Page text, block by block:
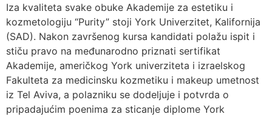
Iza kvaliteta svake obuke Akademije za estetiku i
kozmetologiju “Purity” stoji York Univerzitet, Kalifornija
(SAD). Nakon završenog kursa kandidati polažu ispit i
stiču pravo na međunarodno priznati sertifikat
Akademije, američkog York univerziteta i izraelskog
Fakulteta za medicinsku kozmetiku i makeup umetnost
iz Tel Aviva, a polazniku se dodeljuje i potvrda o
pripadajućim poenima za sticanje diplome York